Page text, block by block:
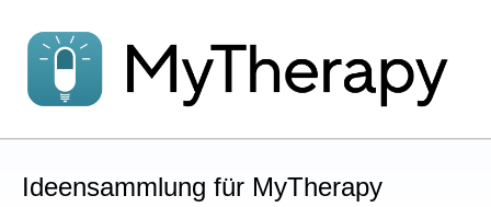
Inhalt
springen
Ideensammlung für MyTherapy